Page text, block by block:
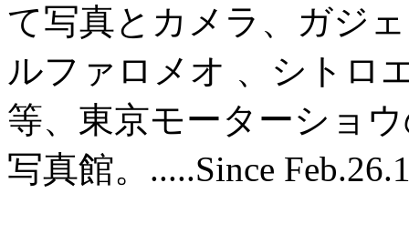
て写真とカメラ、ガジ
ルファロメオ 、シトロ
等、東京モーターショ
写真館。.....Since